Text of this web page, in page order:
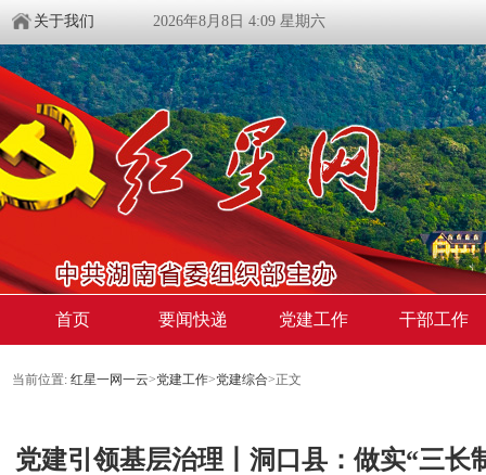
关于我们 2026年8月8日 4:09 星期六
首页 要闻快递 党建工作 干部工作
当前位置: 红星一网一云>党建工作>党建综合>正文
党建引领基层治理丨洞口县：做实“三长